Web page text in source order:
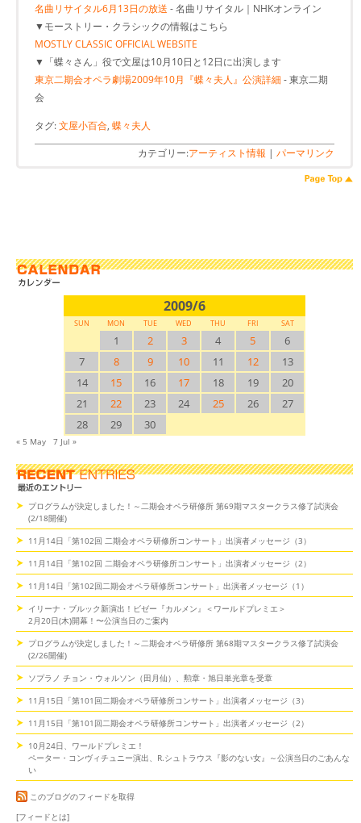
名曲リサイタル6月13日の放送 - 名曲リサイタル｜NHKオンライン
▼モーストリー・クラシックの情報はこちら
MOSTLY CLASSIC OFFICIAL WEBSITE
▼「蝶々さん」役で文屋は10月10日と12日に出演します
東京二期会オペラ劇場2009年10月『蝶々夫人』公演詳細 - 東京二期
会
タグ:文屋小百合, 蝶々夫人
カテゴリー:アーティスト情報 | パーマリンク
2009/6
SUN MON TUE WED THU FRI SAT
1 2 3 4 5
6
7
8 9 10 11 12
13
14
15 16 17 18 19
20
21
22 23 24 25 26
27
28
29 30
« 5 May 7 Jul »
プログラムが決定しました！～二期会オペラ研修所 第69期マスタークラス修了試演会
(2/18開催)
11月14日「第102回 二期会オペラ研修所コンサート」出演者メッセージ（3）
11月14日「第102回 二期会オペラ研修所コンサート」出演者メッセージ（2）
11月14日「第102回二期会オペラ研修所コンサート」出演者メッセージ（1）
イリーナ・ブルック新演出！ビゼー『カルメン』＜ワールドプレミエ＞
2月20日(木)開幕！〜公演当日のご案内
プログラムが決定しました！～二期会オペラ研修所 第68期マスタークラス修了試演会
(2/26開催)
ソプラノ チョン・ウォルソン（田月仙）、勲章・旭日単光章を受章
11月15日「第101回二期会オペラ研修所コンサート」出演者メッセージ（3）
11月15日「第101回二期会オペラ研修所コンサート」出演者メッセージ（2）
10月24日、ワールドプレミエ！
ペーター・コンヴィチュニー演出、R.シュトラウス『影のない女』～公演当日のごあんな
い
このブログのフィードを取得
[フィードとは]